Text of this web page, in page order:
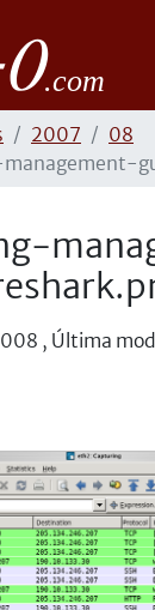
2007
08
, Última